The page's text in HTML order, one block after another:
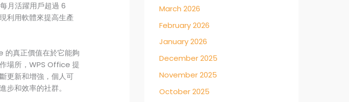
月活躍用戶超過 6
利用軟體來提高生產
的真正價值在於它能夠
場所，WPS Office 提
更新和增強，個人可
步和效率的社群。
March 2026
February 2026
January 2026
December 2025
November 2025
October 2025